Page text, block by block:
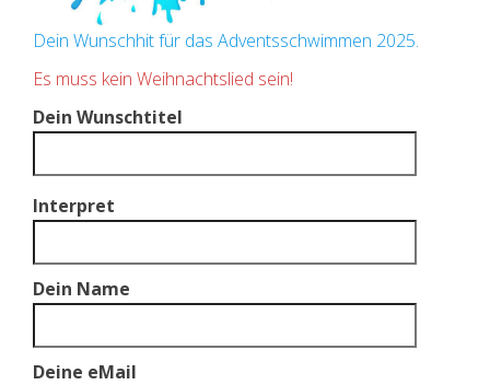
Dein Wunschhit für das Adventsschwimmen 2025.
Es muss kein Weihnachtslied sein!
Dein Wunschtitel
Interpret
Dein Name
Deine eMail